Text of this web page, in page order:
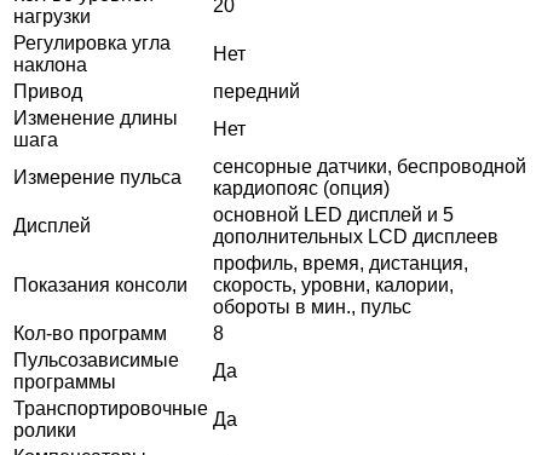
нагрузки
20
Регулировка угла
наклона
Нет
Привод
передний
Изменение длины
шага
Нет
Измерение пульса
сенсорные датчики, беспроводной
кардиопояс (опция)
Дисплей
основной LED дисплей и 5
дополнительных LCD дисплеев
Показания консоли
профиль, время, дистанция,
скорость, уровни, калории,
обороты в мин., пульс
Кол-во программ
8
Пульсозависимые
программы
Да
Транспортировочные
ролики
Да